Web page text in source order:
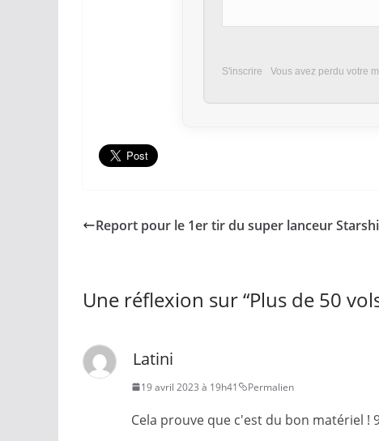
S'inscrire Vous avez perdu votre
Report pour le 1er tir du super lanceur
Une réflexion sur “Plus de 50
Latini
19 avril 2023 à 19h41 Permalien
Cela prouve que c'est du bon matériel !